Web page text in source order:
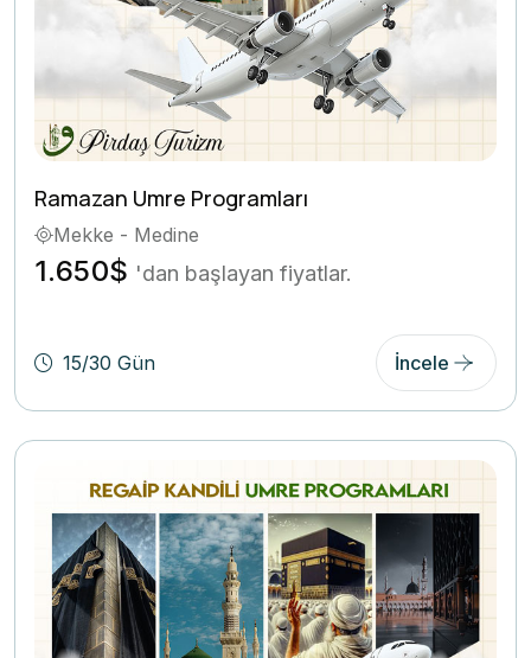
Ramazan Umre Programları
Mekke - Medine
1.650$ 'dan başlayan fiyatlar.
15/30 Gün İncele